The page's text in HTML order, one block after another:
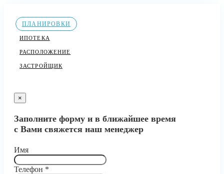
ПЛАНИРОВКИ
ИПОТЕКА
РАСПОЛОЖЕНИЕ
ЗАСТРОЙЩИК
×
Заполните форму и в ближайшее время
с Вами свяжется наш менеджер
Имя
Телефон *